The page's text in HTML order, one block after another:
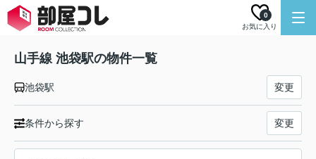
お気に入り
0
山手線 池袋駅の物件一覧
池袋駅 変更
条件から探す 変更